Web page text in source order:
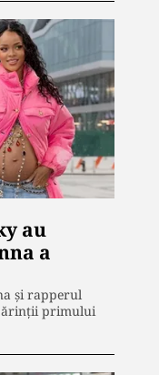
au
a
şi rapperul
primului